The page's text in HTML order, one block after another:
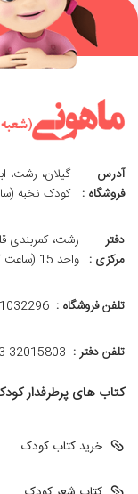
آدرس
فروشگاه :
گیلان، رشت،
کودک نخبه (ساعت
دفتر
مرکزی :
رشت، کمربندی
واحد 15 (ساعت کاری 8 صبح الی 13)
تلفن فروشگاه :
تلفن دفتر : 013-32015803 و
کتاب های پرطرفدار
خرید کتاب کودک